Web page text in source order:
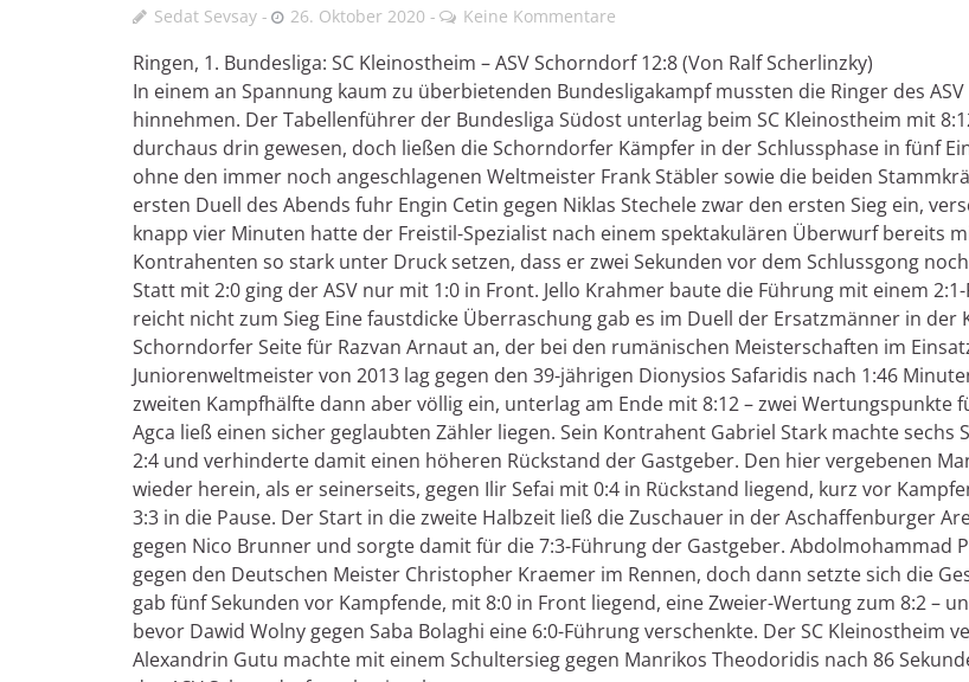
Sedat Sevsay 26. Oktober 2020 Keine Kommentare
Ringen, 1. Bundesliga: SC Kleinostheim – ASV Schorndorf 12:8 (Von Ralf Scherlinzky)
In einem an Spannung kaum zu überbietenden Bundesligakampf mussten die Ringer des
hinnehmen. Der Tabellenführer der Bundesliga Südost unterlag beim SC Kleinostheim mit
durchaus drin gewesen, doch ließen die Schorndorfer Kämpfer in der Schlussphase in fünf
ohne den immer noch angeschlagenen Weltmeister Frank Stäbler sowie die beiden
ersten Duell des Abends fuhr Engin Cetin gegen Niklas Stechele zwar den ersten Sieg ein,
knapp vier Minuten hatte der Freistil-Spezialist nach einem spektakulären Überwurf bereits
Kontrahenten so stark unter Druck setzen, dass er zwei Sekunden vor dem Schlussgong
Statt mit 2:0 ging der ASV nur mit 1:0 in Front. Jello Krahmer baute die Führung mit einem
reicht nicht zum Sieg Eine faustdicke Überraschung gab es im Duell der Ersatzmänner in der
Schorndorfer Seite für Razvan Arnaut an, der bei den rumänischen Meisterschaften im
Juniorenweltmeister von 2013 lag gegen den 39-jährigen Dionysios Safaridis nach 1:46
zweiten Kampfhälfte dann aber völlig ein, unterlag am Ende mit 8:12 – zwei
Agca ließ einen sicher geglaubten Zähler liegen. Sein Kontrahent Gabriel Stark machte sechs
2:4 und verhinderte damit einen höheren Rückstand der Gastgeber. Den hier vergebenen
wieder herein, als er seinerseits, gegen Ilir Sefai mit 0:4 in Rückstand liegend, kurz vor
3:3 in die Pause. Der Start in die zweite Halbzeit ließ die Zuschauer in der Aschaffenburger
gegen Nico Brunner und sorgte damit für die 7:3-Führung der Gastgeber. Abdolmohammad
gegen den Deutschen Meister Christopher Kraemer im Rennen, doch dann setzte sich die
gab fünf Sekunden vor Kampfende, mit 8:0 in Front liegend, eine Zweier-Wertung zum 8:2 –
bevor Dawid Wolny gegen Saba Bolaghi eine 6:0-Führung verschenkte. Der SC Kleinostheim
Alexandrin Gutu machte mit einem Schultersieg gegen Manrikos Theodoridis nach 86